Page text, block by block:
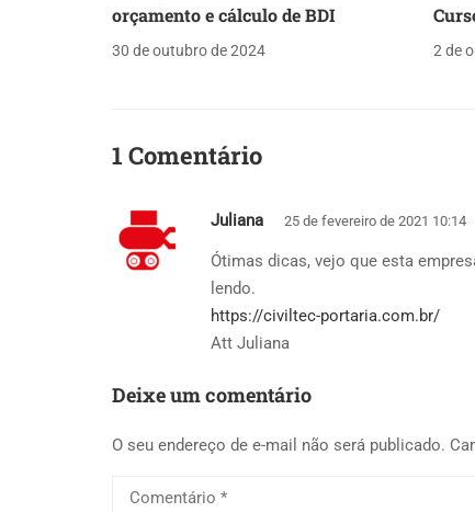
orçamento e cálculo de BDI
30 de outubro de 2024 2 de
1 Comentário
Juliana 25 de fevereiro de 2021 10:14
Ótimas dicas, vejo que esta
lendo.
https://civiltec-portaria.com.br/
Att Juliana
Deixe um comentário
O seu endereço de e-mail não será publicado.